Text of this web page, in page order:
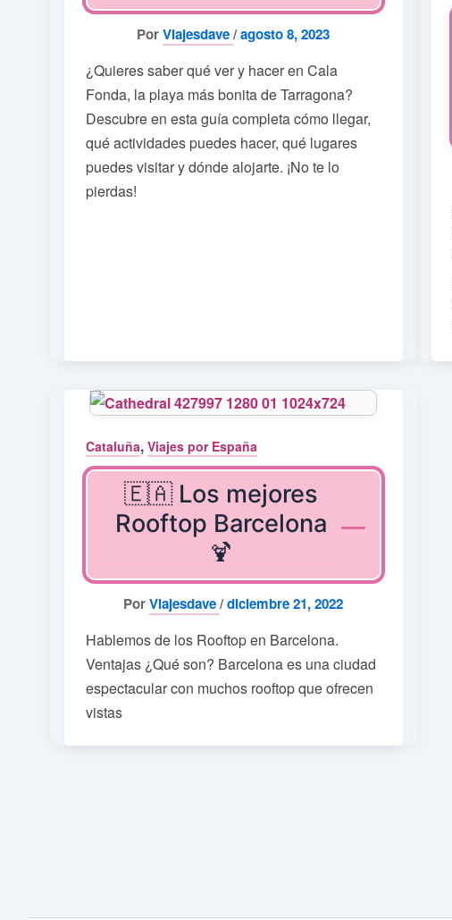
PorViajesdave/agosto 8, 2023
¿Quieres saber qué ver y hacer en Cala
Fonda, la playa más bonita de Tarragona?
Descubre en esta guía completa cómo llegar,
qué actividades puedes hacer, qué lugares
puedes visitar y dónde alojarte. ¡No te lo
pierdas!
Cataluña, Viajes por España
🇪🇦 Los mejores
Rooftop Barcelona
🍹
PorViajesdave/diciembre 21, 2022
Hablemos de los Rooftop en Barcelona.
Ventajas ¿Qué son? Barcelona es una ciudad
espectacular con muchos rooftop que ofrecen
vistas